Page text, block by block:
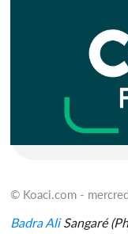
© Koaci.com -
Badra AliSangaré